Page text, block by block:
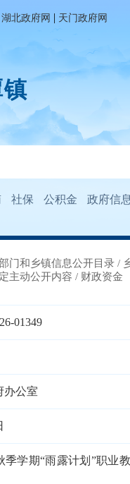
湖北政府网 | 天门政府网
社保 公积金 政府信
门和乡镇信息公开目录 /
主动公开内容 / 财政资金
01349
办公室
季学期“雨露计划”职业